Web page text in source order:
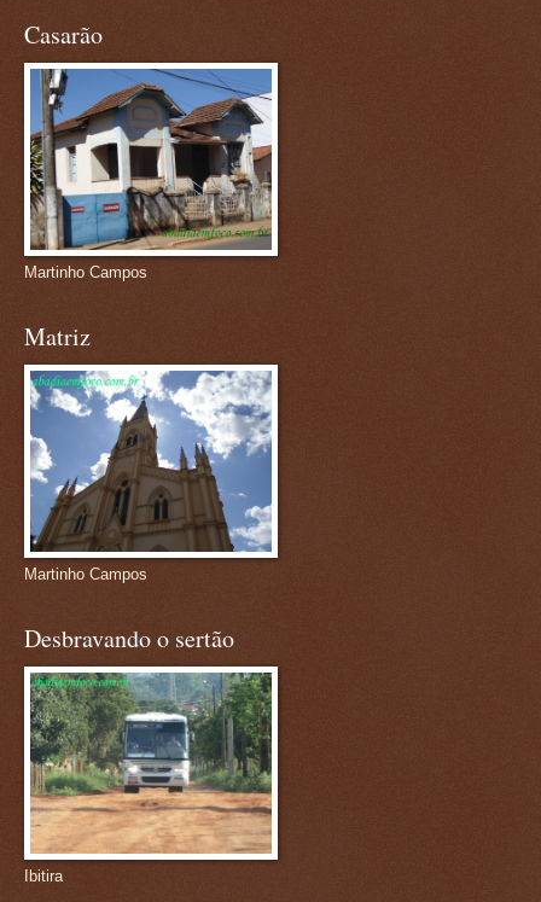
Casarão
Martinho Campos
Matriz
Martinho Campos
Desbravando o sertão
Ibitira